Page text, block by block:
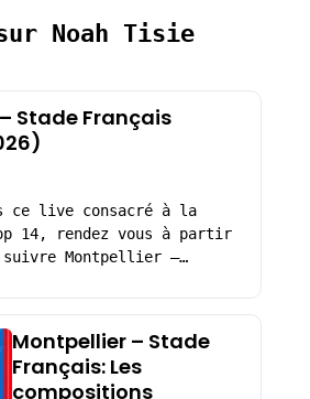
Noah Tisie
Stade Français
ce live consacré à la
14, rendez vous à partir
suivre Montpellier –…
Montpellier – Stade
Français: Les
compositions